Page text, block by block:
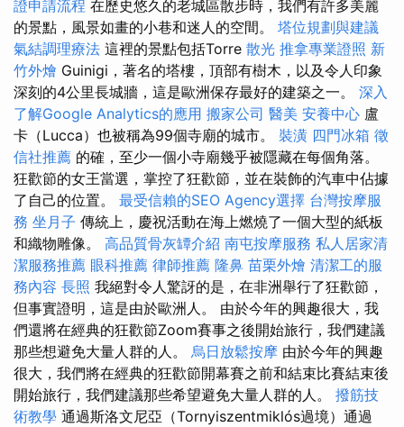
證申請流程 在歷史悠久的老城區散步時，我們有許多美麗
的景點，風景如畫的小巷和迷人的空間。 塔位規劃與建議
氣結調理療法 這裡的景點包括Torre 散光 推拿專業證照 新
竹外燴 Guinigi，著名的塔樓，頂部有樹木，以及令人印象
深刻的4公里長城牆，這是歐洲保存最好的建築之一。 深入
了解Google Analytics的應用 搬家公司 醫美 安養中心 盧
卡（Lucca）也被稱為99個寺廟的城市。 裝潢 四門冰箱 徵
信社推薦 的確，至少一個小寺廟幾乎被隱藏在每個角落。
狂歡節的女王當選，掌控了狂歡節，並在裝飾的汽車中佔據
了自己的位置。 最受信賴的SEO Agency選擇 台灣按摩服
務 坐月子 傳統上，慶祝活動在海上燃燒了一個大型的紙板
和織物雕像。 高品質骨灰罈介紹 南屯按摩服務 私人居家清
潔服務推薦 眼科推薦 律師推薦 隆鼻 苗栗外燴 清潔工的服
務內容 長照 我絕對令人驚訝的是，在非洲舉行了狂歡節，
但事實證明，這是由於歐洲人。 由於今年的興趣很大，我
們還將在經典的狂歡節Zoom賽事之後開始旅行，我們建議
那些想避免大量人群的人。 烏日放鬆按摩 由於今年的興趣
很大，我們將在經典的狂歡節開幕賽之前和結束比賽結束後
開始旅行，我們建議那些希望避免大量人群的人。 撥筋技
術教學 通過斯洛文尼亞（Tornyiszentmiklós過境）通過